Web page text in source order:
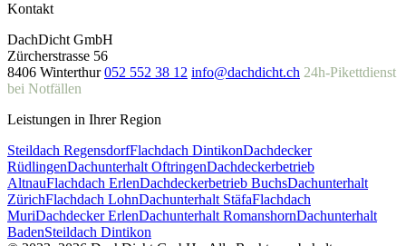
Kontakt
DachDicht GmbH
Zürcherstrasse 56
8406 Winterthur 052 552 38 12 info@dachdicht.ch 24h-Pikettdienst
bei Notfällen
Leistungen in Ihrer Region
Steildach RegensdorfFlachdach DintikonDachdecker
RüdlingenDachunterhalt OftringenDachdeckerbetrieb
AltnauFlachdach ErlenDachdeckerbetrieb BuchsDachunterhalt
ZürichFlachdach LohnDachunterhalt StäfaFlachdach
MuriDachdecker ErlenDachunterhalt RomanshornDachunterhalt
BadenSteildach Dintikon